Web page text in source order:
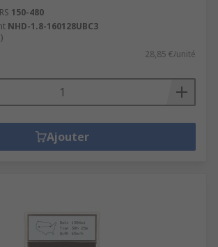
150-480
NHD-1.8-160128UBC3
28,85 €/unité
Ajouter